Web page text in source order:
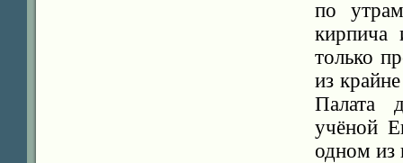
по
кирпича
только
из
Палата
учёной
одном из